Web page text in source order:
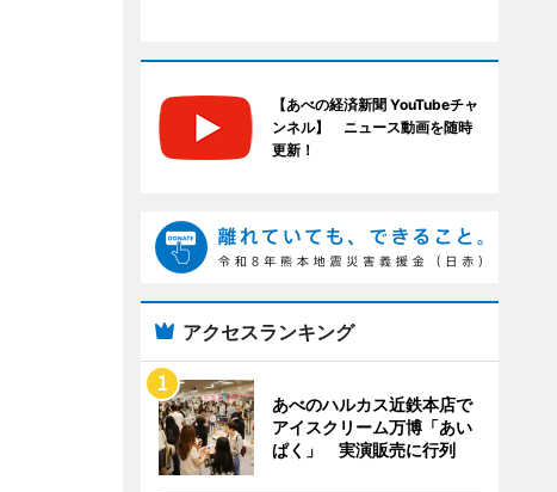
【あべの経済新聞 YouTubeチャ
ンネル】 ニュース動画を随時
更新！
アクセスランキング
あべのハルカス近鉄本店で
アイスクリーム万博「あい
ぱく」 実演販売に行列